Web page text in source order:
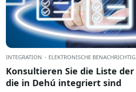
INTEGRATION · ELEKTRONISCHE
Konsultieren Sie die Liste
die in Dehú integriert sind